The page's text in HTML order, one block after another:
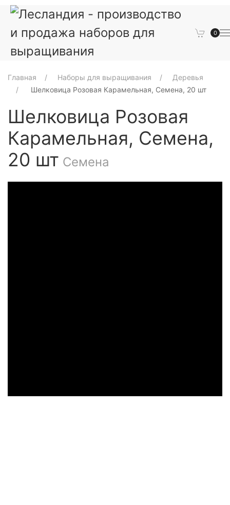
0
Главная Наборы для выращивания
Деревья
Шелковица Розовая Карамельная, Семена, 20 шт
Шелковица Розовая
Карамельная, Семена,
20 шт Семена